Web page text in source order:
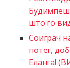
што го
Соиграч
потег,
Еланга!